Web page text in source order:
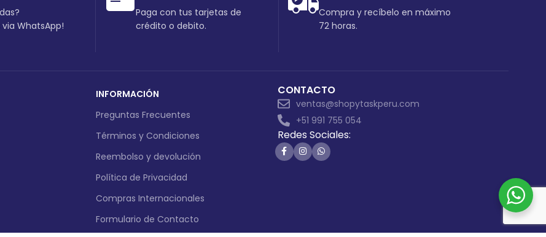
via WhatsApp!
Paga con tus tarjetas de
crédito o debito.
Compra y recíbelo en máximo
72 horas.
INFORMACIÓN
Preguntas Frecuentes
Términos y Condiciones
Reembolso y devolución
Política de Privacidad
Compras Internacionales
Formulario de Contacto
CONTACTO
ventas@shopytaskperu.com
+51 991 755 054
Redes Sociales: